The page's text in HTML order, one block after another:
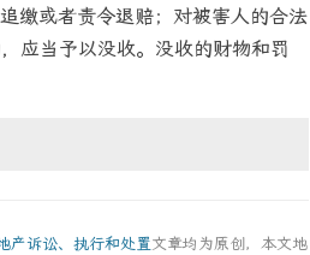
缴或者责令退赔；对被害人的合法
应当予以没收。没收的财物和罚
产诉讼、执行和处置文章均为原创，本文地